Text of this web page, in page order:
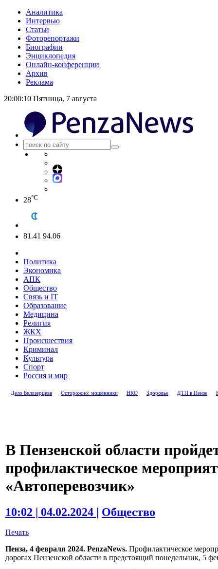
Аналитика
Интервью
Статьи
Фоторепортажи
Биографии
Энциклопедия
Онлайн-конференции
Архив
Реклама
20:00:10 Пятница, 7 августа
28°C
81.41 94.06
Политика
Экономика
АПК
Общество
Связь и IT
Образование
Медицина
Религия
ЖКХ
Происшествия
Криминал
Культура
Спорт
Россия и мир
Дело Белозерцева Осторожно: мошенники НКО Здоровье ДТП в Пензе
В Пензенской области
профилактическое
«Автоперевозчик»
10:02 | 04.02.2024 | Общество
Печать
Пенза, 4 февраля 2024. PenzaNews. Профилактическое
дорогах Пензенской области в предстоящий понедельник, 5